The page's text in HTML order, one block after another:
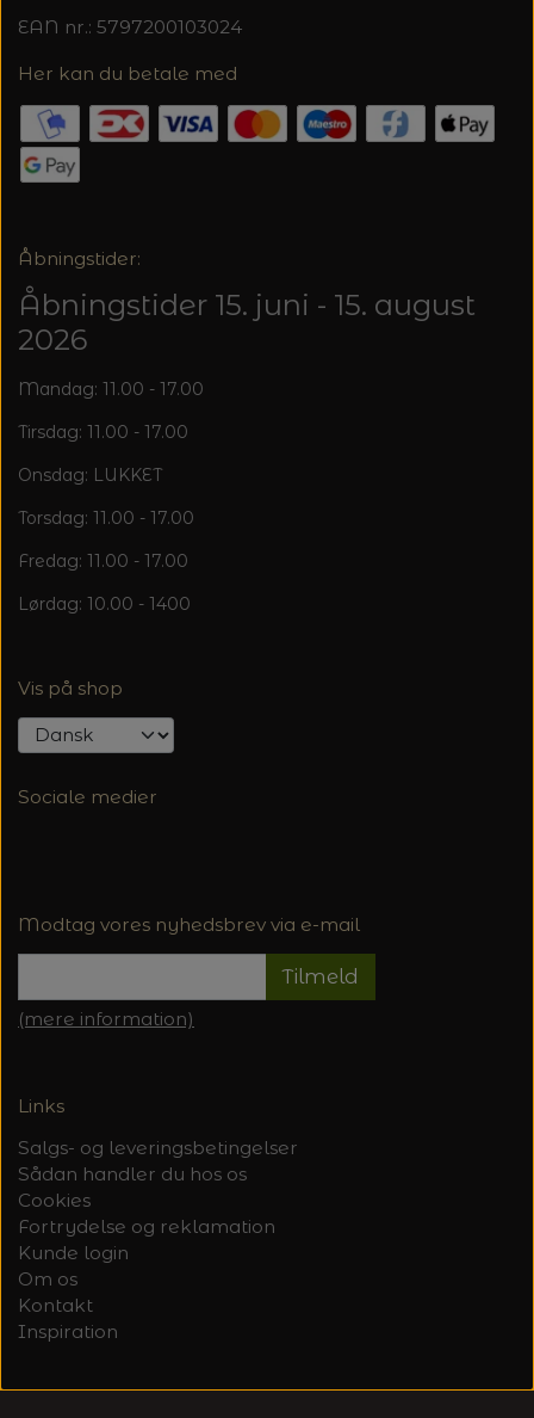
EAN nr.: 5797200103024
Her kan du betale med
Åbningstider:
Åbningstider 15. juni - 15. august
2026
Mandag: 11.00 - 17.00
Tirsdag: 11.00 - 17.00
Onsdag: LUKKET
Torsdag: 11.00 - 17.00
Fredag: 11.00 - 17.00
Lørdag: 10.00 - 1400
Vis på shop
Sociale medier
Modtag vores nyhedsbrev via e-mail
Tilmeld
(mere information)
Links
Salgs- og leveringsbetingelser
Sådan handler du hos os
Cookies
Fortrydelse og reklamation
Kunde login
Om os
Kontakt
Inspiration